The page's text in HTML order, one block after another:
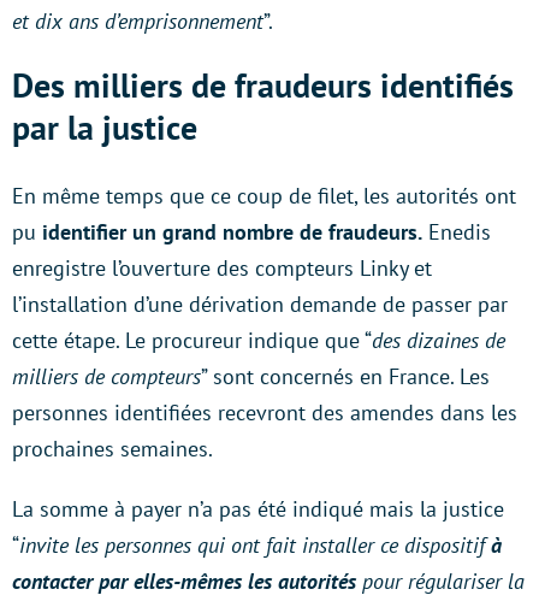
et dix ans d’emprisonnement”.
Des milliers de fraudeurs identifiés
par la justice
En même temps que ce coup de filet, les autorités ont
pu identifier un grand nombre de fraudeurs. Enedis
enregistre l’ouverture des compteurs Linky et
l’installation d’une dérivation demande de passer par
cette étape. Le procureur indique que “des dizaines de
milliers de compteurs” sont concernés en France. Les
personnes identifiées recevront des amendes dans les
prochaines semaines.
La somme à payer n’a pas été indiqué mais la justice
“invite les personnes qui ont fait installer ce dispositifà
contacter par elles-mêmes les autorités pour régulariser la